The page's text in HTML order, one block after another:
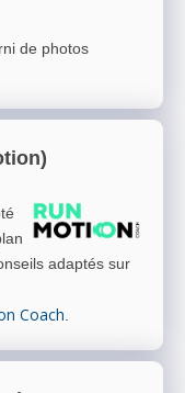
de photos
adaptés sur
Coach.